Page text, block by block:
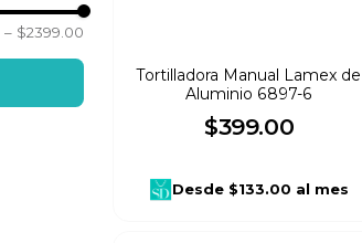
– $2399.00
Tortilladora Manual Lamex de
Aluminio 6897-6
$399.00
Desde $133.00 al mes